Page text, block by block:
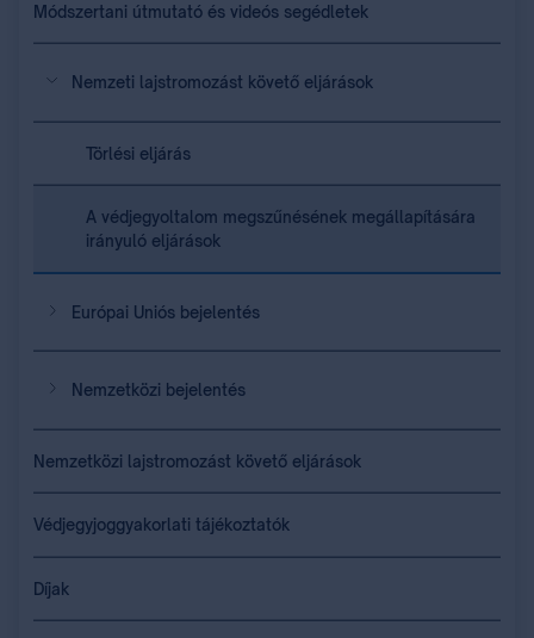
Módszertani útmutató és videós segédletek
Nemzeti lajstromozást követő eljárások
Törlési eljárás
A védjegyoltalom megszűnésének megállapítására
irányuló eljárások
Európai Uniós bejelentés
Nemzetközi bejelentés
Nemzetközi lajstromozást követő eljárások
Védjegyjoggyakorlati tájékoztatók
Díjak